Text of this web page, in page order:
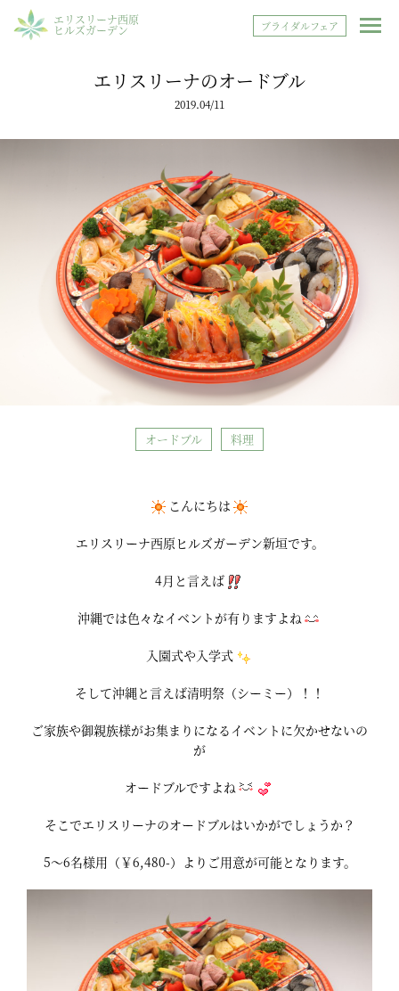
エリスリーナ西原
ヒルズガーデン ブライダルフェア
エリスリーナのオードブル
2019.04/11
オードブル 料理
こんにちは
エリスリーナ西原ヒルズガーデン新垣です。
4月と言えば
沖縄では色々なイベントが有りますよね
入園式や入学式
そして沖縄と言えば清明祭（シーミー）！！
ご家族や御親族様がお集まりになるイベントに欠かせないの
が
オードブルですよね
そこでエリスリーナのオードブルはいかがでしょうか？
5～6名様用（￥6,480-）よりご用意が可能となります。